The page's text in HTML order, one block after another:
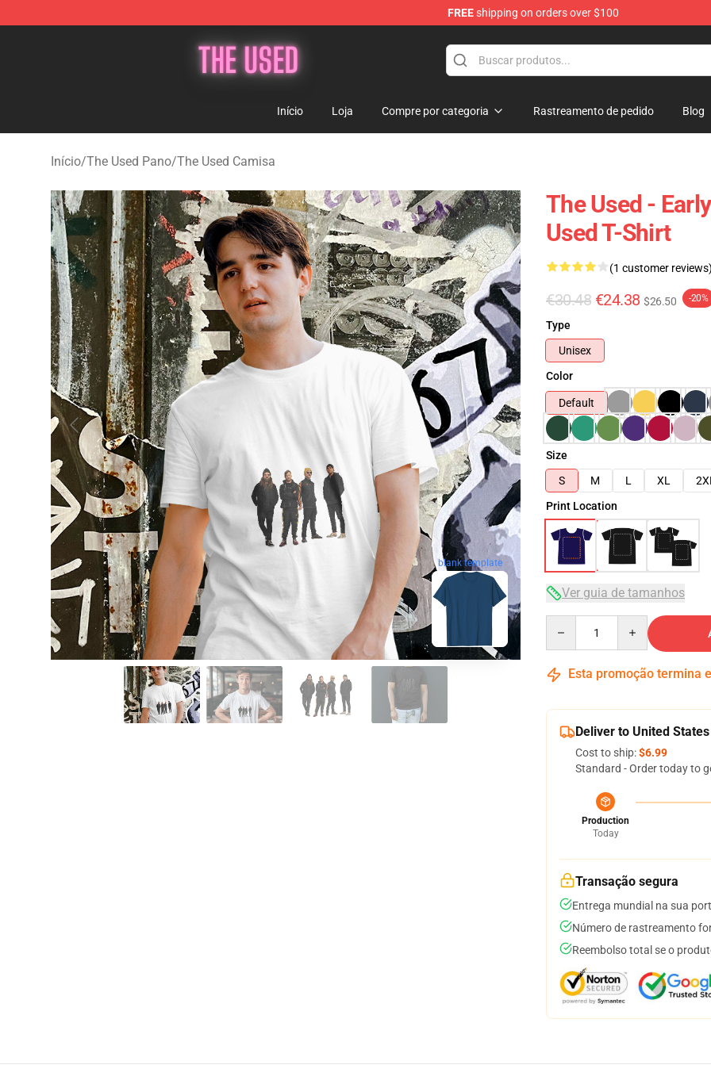
FREEshipping on orders over $100
Início Loja Compre por categoria Rastreamento de pedido Blog
Início/The Used Pano/The Used Camisa
blank template
The Used -
Used T-Shirt
(1 customer
€30.48 €24.38 $26.50 -20%
Type
Unisex
Color
Default
Size
S
M L XL
Print Location
Ver guia de tamanhos
Esta promoção termina
Deliver to United States
Cost to ship:$6.99
Standard - Order today to
Production
Today
Transação segura
Entrega mundial na sua
Número de rastreamento
Reembolso total se o